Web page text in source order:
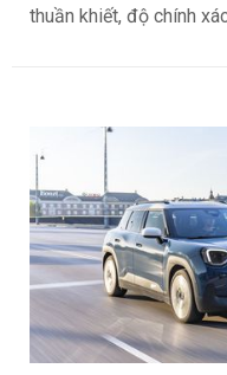
thuần khiết, độ chính